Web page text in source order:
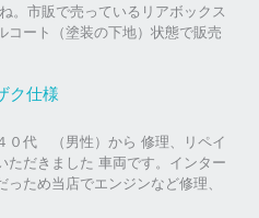
。市販で売っているリアボックス
コート（塗装の下地）状態で販売
ク仕様
０代 （男性）から 修理、リペイ
ただきました 車両です。インター
ため当店でエンジンなど修理、